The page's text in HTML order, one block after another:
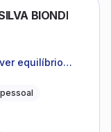
BIONDI
equilíbrio